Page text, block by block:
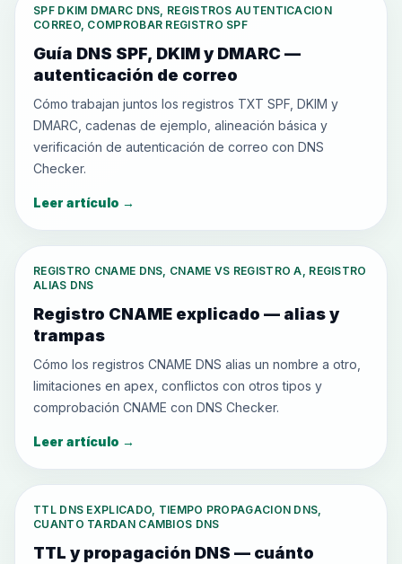
SPF DKIM DMARC DNS, REGISTROS AUTENTICACION
CORREO, COMPROBAR REGISTRO SPF
Guía DNS SPF, DKIM y DMARC —
autenticación de correo
Cómo trabajan juntos los registros TXT SPF, DKIM y
DMARC, cadenas de ejemplo, alineación básica y
verificación de autenticación de correo con DNS
Checker.
Leer artículo →
REGISTRO CNAME DNS, CNAME VS REGISTRO A, REGISTRO
ALIAS DNS
Registro CNAME explicado — alias y
trampas
Cómo los registros CNAME DNS alias un nombre a otro,
limitaciones en apex, conflictos con otros tipos y
comprobación CNAME con DNS Checker.
Leer artículo →
TTL DNS EXPLICADO, TIEMPO PROPAGACION DNS,
CUANTO TARDAN CAMBIOS DNS
TTL y propagación DNS — cuánto